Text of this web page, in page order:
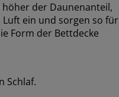
höher der Daunenanteil,
ein und sorgen so für
Form der Bettdecke
Schlaf.